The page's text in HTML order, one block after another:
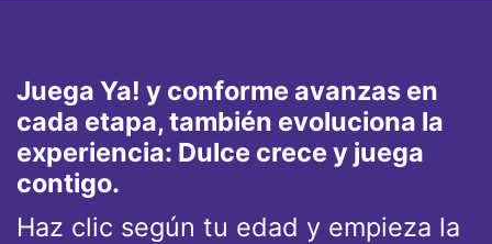
Juega Ya! y conforme avanzas en
cada etapa, también evoluciona la
experiencia: Dulce crece y juega
contigo.
Haz clic según tu edad y empieza la